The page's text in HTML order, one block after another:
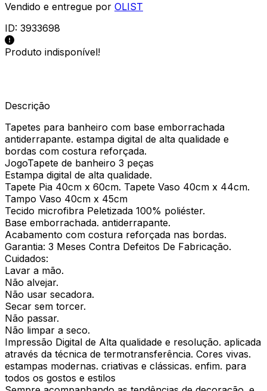
Vendido e entregue por OLIST
ID: 3933698
Produto indisponível!
Descrição
Tapetes para banheiro com base emborrachada
antiderrapante. estampa digital de alta qualidade e
bordas com costura reforçada.
JogoTapete de banheiro 3 peças
Estampa digital de alta qualidade.
Tapete Pia 40cm x 60cm. Tapete Vaso 40cm x 44cm.
Tampo Vaso 40cm x 45cm
Tecido microfibra Peletizada 100% poliéster.
Base emborrachada. antiderrapante.
Acabamento com costura reforçada nas bordas.
Garantia: 3 Meses Contra Defeitos De Fabricação.
Cuidados:
Lavar a mão.
Não alvejar.
Não usar secadora.
Secar sem torcer.
Não passar.
Não limpar a seco.
Impressão Digital de Alta qualidade e resolução. aplicada
através da técnica de termotransferência. Cores vivas.
estampas modernas. criativas e clássicas. enfim. para
todos os gostos e estilos